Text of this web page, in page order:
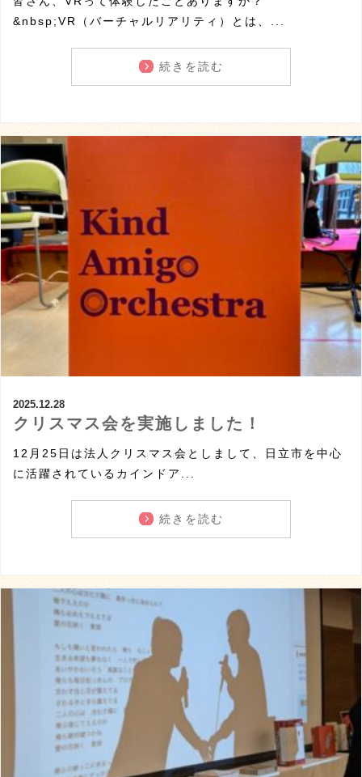
&nbsp;VR（バーチャルリアリティ）とは、...
続きを読む
2025.12.28
クリスマス会を実施しました！
12月25日は法人クリスマス会としまして、日立市を中心
に活躍されているカインドア...
続きを読む